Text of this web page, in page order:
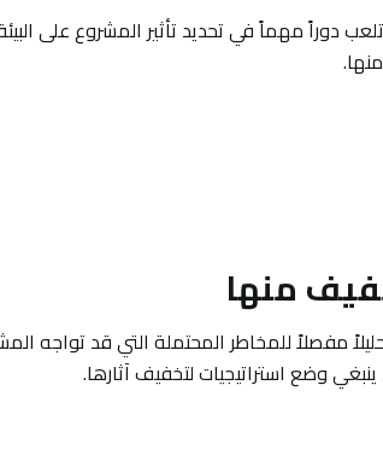
دوراً مهماً في تحديد تأثير المشروع على
مفصلاً للمخاطر المحتملة التي قد تواجه
ينبغي وضع استراتيجيات لتخفيف آثارها.